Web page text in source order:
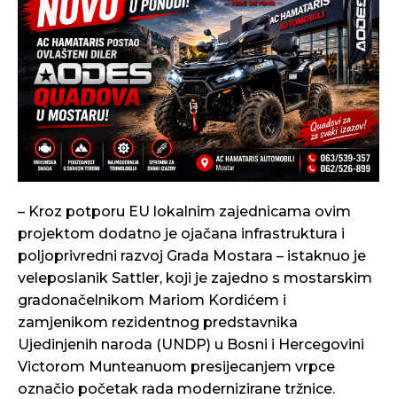
– Kroz potporu EU lokalnim zajednicama ovim
projektom dodatno je ojačana infrastruktura i
poljoprivredni razvoj Grada Mostara – istaknuo je
veleposlanik Sattler, koji je zajedno s mostarskim
gradonačelnikom Mariom Kordićem i
zamjenikom rezidentnog predstavnika
Ujedinjenih naroda (UNDP) u Bosni i Hercegovini
Victorom Munteanuom presijecanjem vrpce
označio početak rada modernizirane tržnice.